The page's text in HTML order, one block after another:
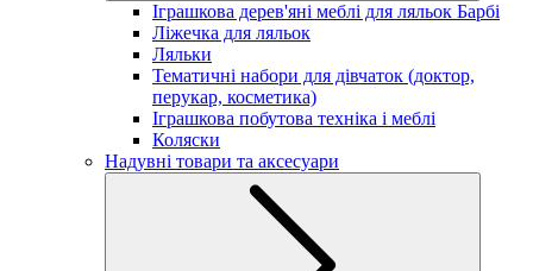
Іграшкова дерев'яні меблі для ляльок Барбі
Ліжечка для ляльок
Ляльки
Тематичні набори для дівчаток (доктор,
перукар, косметика)
Іграшкова побутова техніка і меблі
Коляски
Надувні товари та аксесуари